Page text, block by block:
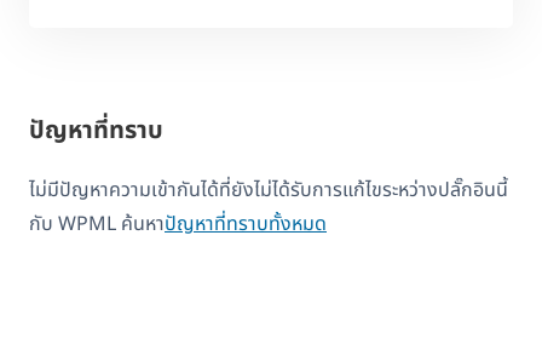
ปัญหาที่ทราบ
ไม่มีปัญหาความเข้ากันได้ที่ยังไม่ได้รับการแก้ไขระหว่างปลั๊กอินนี้
กับ WPML ค้นหาปัญหาที่ทราบทั้งหมด